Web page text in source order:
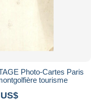
Photo-Cartes Paris
tourisme